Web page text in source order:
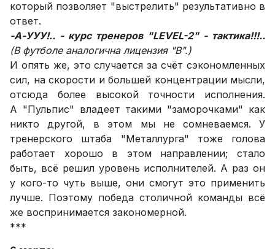
который позволяет "выстрелить" результативно в
ответ.
-А-УУУ!.. - курс тренеров "LEVEL-2" - тактика!!!..
(В футболе аналогична лицензия "В".)
И опять же, это случается за счёт сэкономленных
сил, на скорости и большей концентрации мысли,
отсюда более высокой точности исполнения.
А "Пульпис" владеет такими "заморочками" как
никто другой, в этом мы не сомневаемся. У
тренерского штаба "Металлурга" тоже голова
работает хорошо в этом направлении; стало
быть, всё решил уровень исполнителей. А раз он
у кого-то чуть выше, они смогут это применить
лучше. Поэтому победа столичной команды всё
же воспринимается закономерной.
***